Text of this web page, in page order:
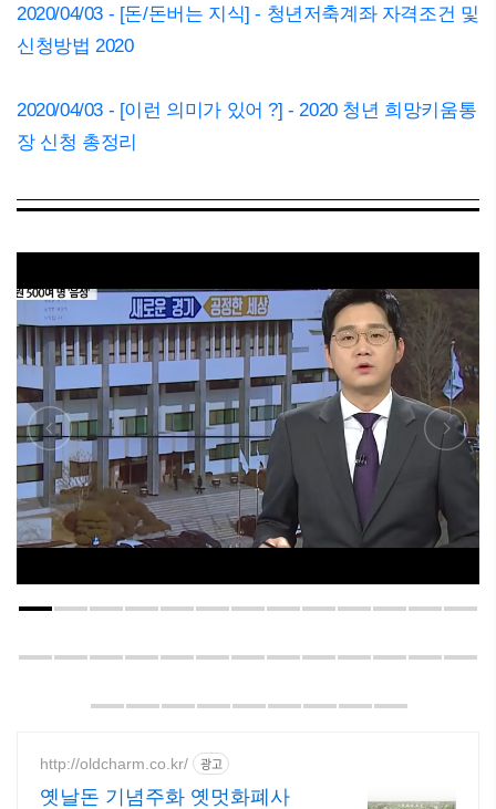
2020/04/03 - [돈/돈버는 지식] - 청년저축계좌 자격조건 및
신청방법 2020
2020/04/03 - [이런 의미가 있어 ?] - 2020 청년 희망키움통
장 신청 총정리
http://oldcharm.co.kr/ 광고
옛날돈 기념주화 옛멋화폐사